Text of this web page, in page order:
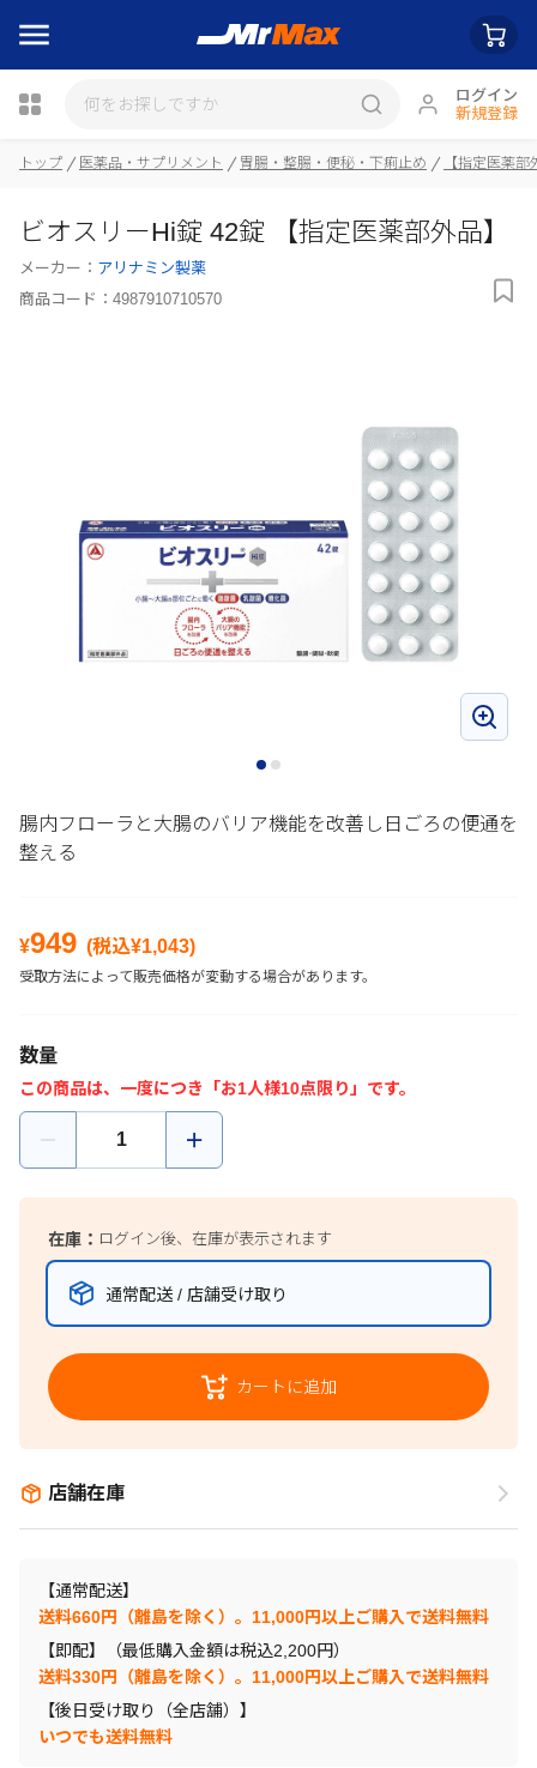
ログイン
新規登録
トップ 医薬品・サプリメント 胃腸・整腸・便秘・下痢止め 【指定医薬
ビオスリーHi錠 42錠 【指定医薬部外品】
メーカー： アリナミン製薬
商品コード： 4987910710570
腸内フローラと大腸のバリア機能を改善し日ごろの便通を
整える
¥949 (税込¥1,043)
受取方法によって販売価格が変動する場合があります。
数量
この商品は、一度につき「お1人様10点限り」です。
在庫： ログイン後、在庫が表示されます
通常配送 / 店舗受け取り
カートに追加
店舗在庫
【通常配送】
送料660円（離島を除く）。11,000円以上ご購入で送料無料
【即配】（最低購入金額は税込2,200円）
送料330円（離島を除く）。11,000円以上ご購入で送料無料
【後日受け取り（全店舗）】
いつでも送料無料